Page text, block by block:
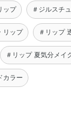
ップ ＃ジルスチ
リップ ＃リップ
＃リップ 夏気分メイ
カラー